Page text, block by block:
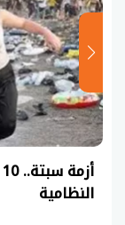
النظامية